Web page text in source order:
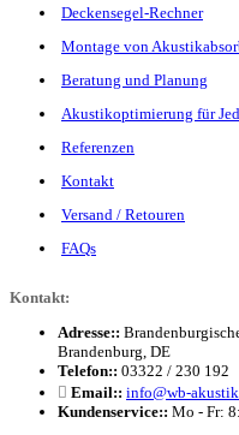
Deckensegel-Rechner
Montage von
Beratung und Planung
Akustikoptimierung für
Referenzen
Kontakt
Versand / Retouren
FAQs
Kontakt:
Adresse::
Brandenburg, DE
Telefon:: 03322 / 230 192
Email:: info@wb-
Kundenservice:: Mo - Fr: